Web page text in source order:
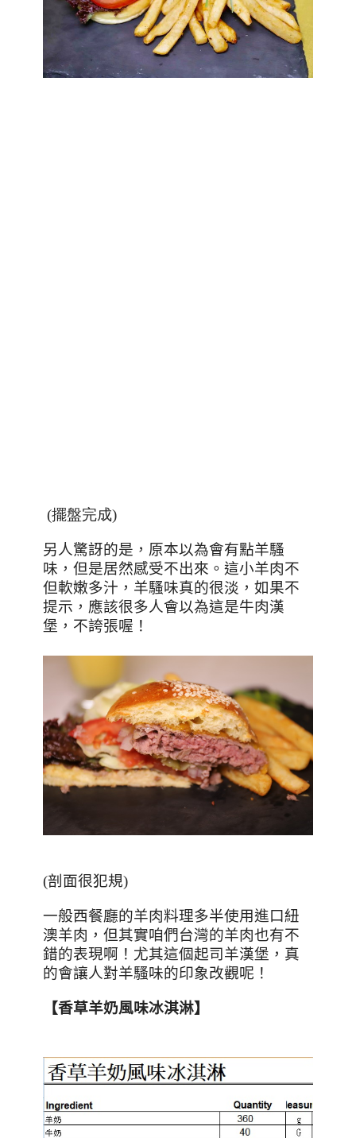
(擺盤完成)
另人驚訝的是，原本以為會有點羊騷
味，但是居然感受不出來。這小羊肉不
但軟嫩多汁，羊騷味真的很淡，如果不
提示，應該很多人會以為這是牛肉漢
堡，不誇張喔！
(剖面很犯規)
一般西餐廳的羊肉料理多半使用進口紐
澳羊肉，但其實咱們台灣的羊肉也有不
錯的表現啊！尤其這個起司羊漢堡，真
的會讓人對羊騷味的印象改觀呢！
【香草羊奶風味冰淇淋】